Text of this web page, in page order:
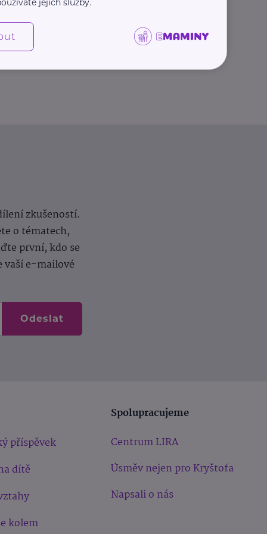
zkušeností.
o tématech,
první, kdo se
vaší e-mailové
Odeslat
příspěvek
dítě
kolem
Spolupracujeme
Centrum LIRA
Úsměv nejen pro Kryštofa
Napsali o nás